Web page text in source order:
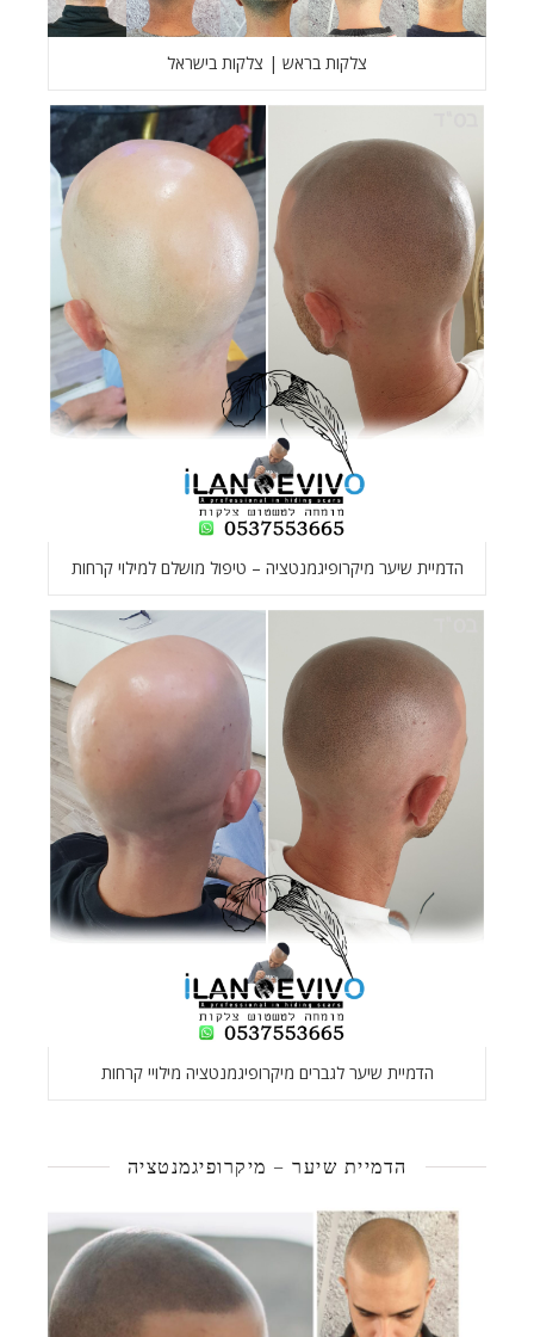
צלקות בראש | צלקות בישראל
הדמיית שיער מיקרופיגמנטציה – טיפול מושלם למילוי קרחות
הדמיית שיער לגברים מיקרופיגמנטציה מילויי קרחות
הדמיית שיער – מיקרופיגמנטציה